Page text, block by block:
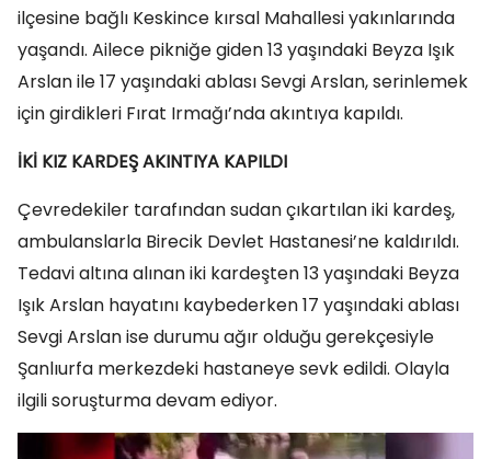
ilçesine bağlı Keskince kırsal Mahallesi yakınlarında
yaşandı. Ailece pikniğe giden 13 yaşındaki Beyza Işık
Arslan ile 17 yaşındaki ablası Sevgi Arslan, serinlemek
için girdikleri Fırat Irmağı’nda akıntıya kapıldı.
İKİ KIZ KARDEŞ AKINTIYA KAPILDI
Çevredekiler tarafından sudan çıkartılan iki kardeş,
ambulanslarla Birecik Devlet Hastanesi’ne kaldırıldı.
Tedavi altına alınan iki kardeşten 13 yaşındaki Beyza
Işık Arslan hayatını kaybederken 17 yaşındaki ablası
Sevgi Arslan ise durumu ağır olduğu gerekçesiyle
Şanlıurfa merkezdeki hastaneye sevk edildi. Olayla
ilgili soruşturma devam ediyor.